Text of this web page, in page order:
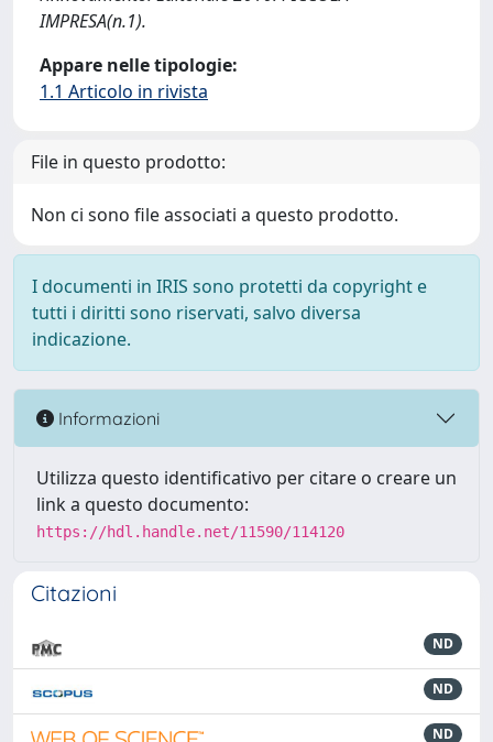
IMPRESA(n.1).
Appare nelle tipologie:
1.1 Articolo in rivista
File in questo prodotto:
Non ci sono file associati a questo prodotto.
I documenti in IRIS sono protetti da copyright e
tutti i diritti sono riservati, salvo diversa
indicazione.
Informazioni
Utilizza questo identificativo per citare o creare un
link a questo documento:
https://hdl.handle.net/11590/114120
Citazioni
ND
ND
ND